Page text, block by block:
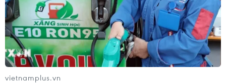
vietnamplus.vn